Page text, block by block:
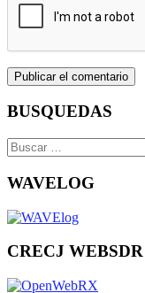
BUSQUEDAS
Buscar:
WAVELOG
CRECJ WEBSDR